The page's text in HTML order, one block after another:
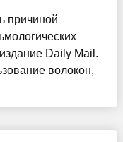
причиной
Daily Mail.
волокон,